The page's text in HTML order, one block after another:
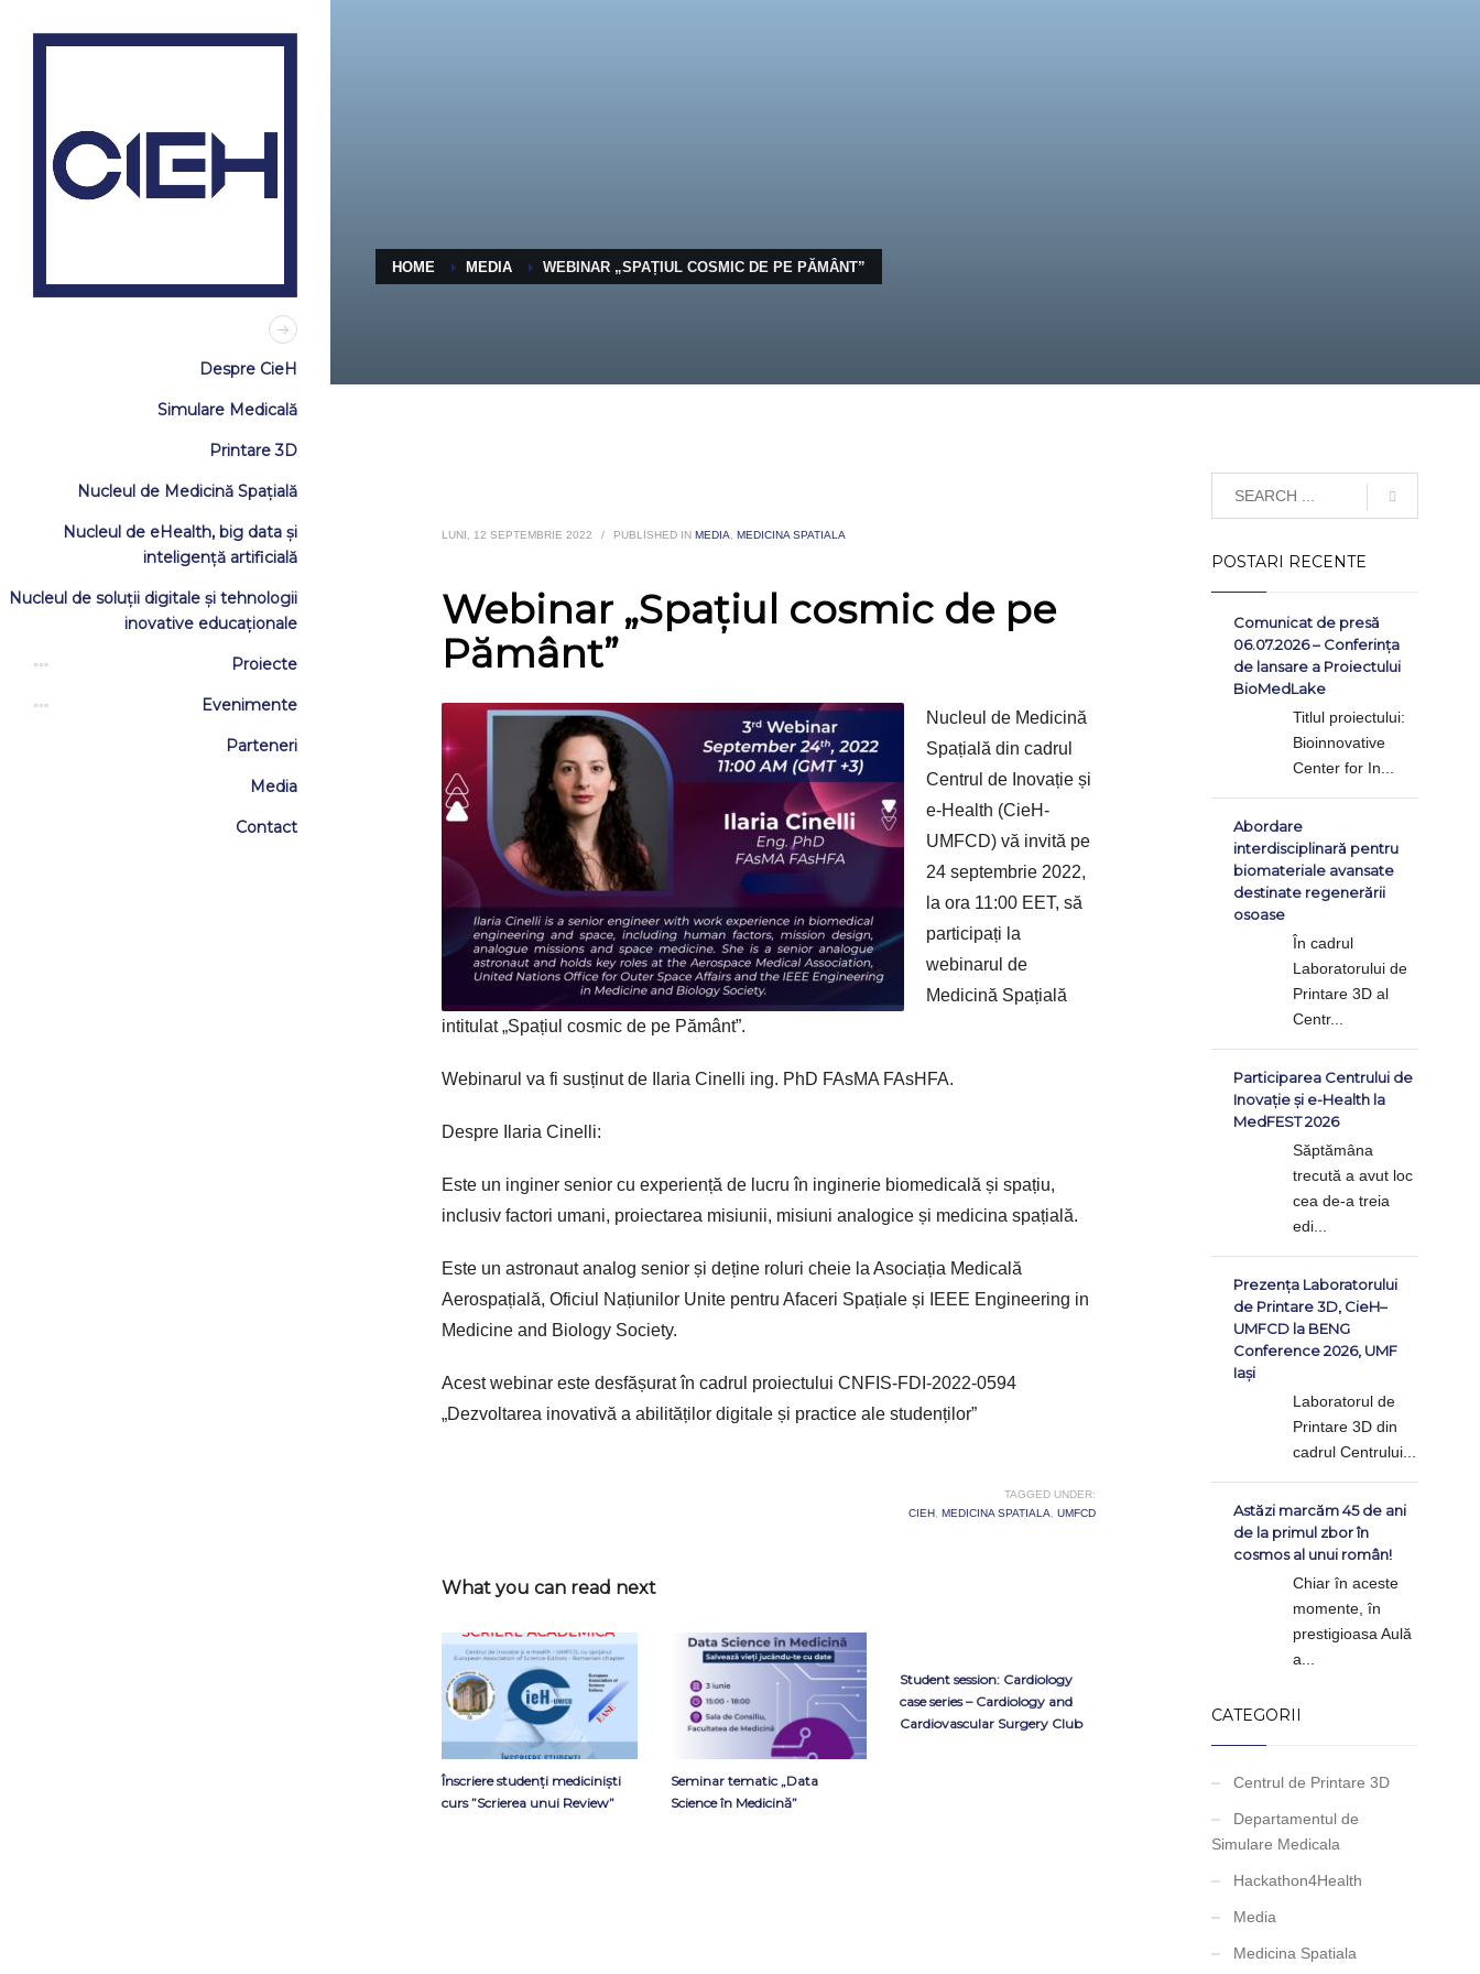
Despre CieH
Simulare Medicală
Printare 3D
Nucleul de Medicină Spațială
Nucleul de eHealth, big data și
inteligență artificială
Nucleul de soluții digitale și tehnologii
inovative educaționale
Proiecte
Evenimente
Parteneri
Media
Contact
HOME MEDIA WEBINAR „SPAȚIUL COSMIC DE PE PĂMÂNT”
LUNI, 12 SEPTEMBRIE 2022 / PUBLISHED INMEDIA ,MEDICINA SPATIALA
Webinar „Spațiul cosmic de pe
Pământ”
Nucleul de Medicină
Spațială din cadrul
Centrul de Inovație și
e-Health (CieH-
UMFCD) vă invită pe
24 septembrie 2022,
la ora 11:00 EET, să
participați la
webinarul de
Medicină Spațială
intitulat „Spațiul cosmic de pe Pământ”.
Webinarul va fi susținut de Ilaria Cinelli ing. PhD FAsMA FAsHFA.
Despre Ilaria Cinelli:
Este un inginer senior cu experiență de lucru în inginerie biomedicală și spațiu,
inclusiv factori umani, proiectarea misiunii, misiuni analogice și medicina spațială.
Este un astronaut analog senior și deține roluri cheie la Asociația Medicală
Aerospațială, Oficiul Națiunilor Unite pentru Afaceri Spațiale și IEEE Engineering in
Medicine and Biology Society.
Acest webinar este desfășurat în cadrul proiectului CNFIS-FDI-2022-0594
„Dezvoltarea inovativă a abilităților digitale și practice ale studenților”
TAGGED UNDER:
CIEH, MEDICINA SPATIALA UMFCD
What you can read next
Înscriere studenți mediciniști
curs ”Scrierea unui Review”
Seminar tematic „Data
Science în Medicină”
Student session: Cardiology
case series – Cardiology and
Cardiovascular Surgery Club
POSTARI RECENTE
Comunicat de presă
06.07.2026 – Conferința
de lansare a Proiectului
BioMedLake
Titlul proiectului:
Bioinnovative
Center for In...
Abordare
interdisciplinară pentru
biomateriale avansate
destinate regenerării
osoase
În cadrul
Laboratorului de
Printare 3D al
Centr...
Participarea Centrului de
Inovație și e-Health la
MedFEST 2026
Săptămâna
trecută a avut loc
cea de-a treia
edi...
Prezența Laboratorului
de Printare 3D, CieH–
UMFCD la BENG
Conference 2026, UMF
Iași
Laboratorul de
Printare 3D din
cadrul Centrului...
Astăzi marcăm 45 de ani
de la primul zbor în
cosmos al unui român!
Chiar în aceste
momente, în
prestigioasa Aulă
a...
CATEGORII
Centrul de Printare 3D
Departamentul de
Simulare Medicala
Hackathon4Health
Media
Medicina Spatiala